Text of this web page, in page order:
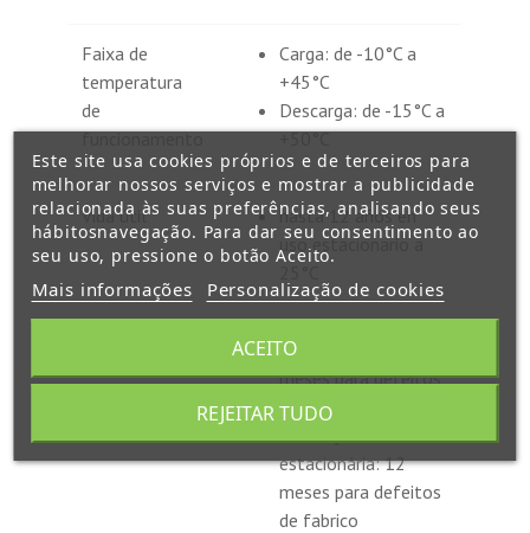
Faixa de
temperatura
de
funcionamento
Carga: de -10°C a
+45°C
Descarga: de -15°C a
+50°C
Vida útil
hasta 12 años en
uso estacionario a
Utilização cíclica: 6
meses para defeitos
de fabrico
estacionária: 12
meses para defeitos
de fabrico
Este site usa cookies próprios e de terceiros para
melhorar nossos serviços e mostrar a publicidade
relacionada às suas preferências, analisando seus
hábitosnavegação. Para dar seu consentimento ao
seu uso, pressione o botão Aceito.
Mais informações Personalização de cookies
REJEITAR TUDO
ACEITO